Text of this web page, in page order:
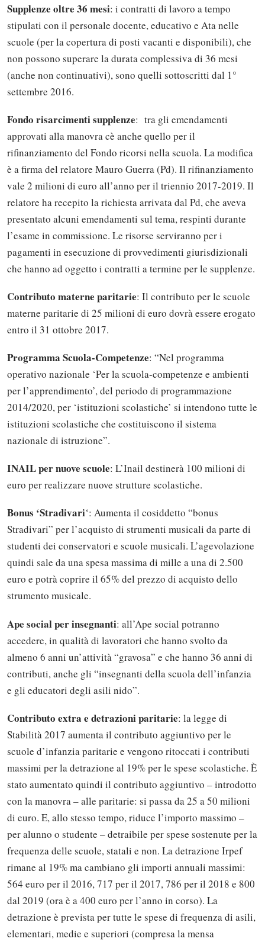
Supplenze oltre 36 mesi: i contratti di lavoro a tempo
stipulati con il personale docente, educativo e Ata nelle
scuole (per la copertura di posti vacanti e disponibili), che
non possono superare la durata complessiva di 36 mesi
(anche non continuativi), sono quelli sottoscritti dal 1°
settembre 2016.
Fondo risarcimenti supplenze: tra gli emendamenti
approvati alla manovra cè anche quello per il
rifinanziamento del Fondo ricorsi nella scuola. La modifica
è a firma del relatore Mauro Guerra (Pd). Il rifinanziamento
vale 2 milioni di euro all’anno per il triennio 2017-2019. Il
relatore ha recepito la richiesta arrivata dal Pd, che aveva
presentato alcuni emendamenti sul tema, respinti durante
l’esame in commissione. Le risorse serviranno per i
pagamenti in esecuzione di provvedimenti giurisdizionali
che hanno ad oggetto i contratti a termine per le supplenze.
Contributo materne paritarie: Il contributo per le scuole
materne paritarie di 25 milioni di euro dovrà essere erogato
entro il 31 ottobre 2017.
Programma Scuola-Competenze: “Nel programma
operativo nazionale ‘Per la scuola-competenze e ambienti
per l’apprendimento’, del periodo di programmazione
2014/2020, per ‘istituzioni scolastiche’ si intendono tutte le
istituzioni scolastiche che costituiscono il sistema
nazionale di istruzione”.
INAIL per nuove scuole: L’Inail destinerà 100 milioni di
euro per realizzare nuove strutture scolastiche.
Bonus ‘Stradivari‘: Aumenta il cosiddetto “bonus
Stradivari” per l’acquisto di strumenti musicali da parte di
studenti dei conservatori e scuole musicali. L’agevolazione
quindi sale da una spesa massima di mille a una di 2.500
euro e potrà coprire il 65% del prezzo di acquisto dello
strumento musicale.
Ape social per insegnanti: all’Ape social potranno
accedere, in qualità di lavoratori che hanno svolto da
almeno 6 anni un’attività “gravosa” e che hanno 36 anni di
contributi, anche gli “insegnanti della scuola dell’infanzia
e gli educatori degli asili nido”.
Contributo extra e detrazioni paritarie: la legge di
Stabilità 2017 aumenta il contributo aggiuntivo per le
scuole d’infanzia paritarie e vengono ritoccati i contributi
massimi per la detrazione al 19% per le spese scolastiche. È
stato aumentato quindi il contributo aggiuntivo – introdotto
con la manovra – alle paritarie: si passa da 25 a 50 milioni
di euro. E, allo stesso tempo, riduce l’importo massimo –
per alunno o studente – detraibile per spese sostenute per la
frequenza delle scuole, statali e non. La detrazione Irpef
rimane al 19% ma cambiano gli importi annuali massimi:
564 euro per il 2016, 717 per il 2017, 786 per il 2018 e 800
dal 2019 (ora è a 400 euro per l’anno in corso). La
detrazione è prevista per tutte le spese di frequenza di asili,
elementari, medie e superiori (compresa la mensa
Solo gli utenti registrati possono
commentare!